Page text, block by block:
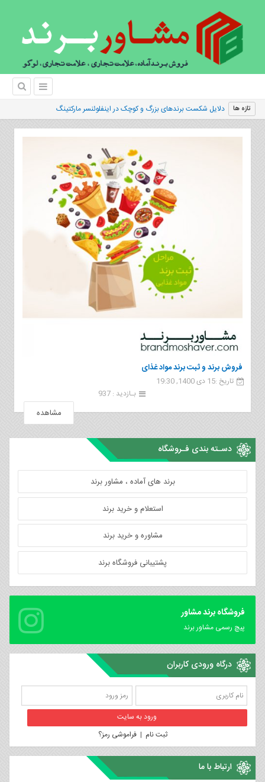
تازه ها دلایل شکست برندهای بزرگ و کوچک در اینفلوئنسر مارکتینگ
فروش برند و ثبت برند مواد غذای
تاریخ :15 دی 1400, 19:30
بـازدید : 937
مشاهده
دسـته بندی فـروشگاه
برند های آماده ، مشاور برند
استعلام و خرید برند
مشاوره و خرید برند
پشتیبانی فروشگاه برند
فروشگاه برند مشاور
پیچ رسمی مشاور برند
درگاه ورودی کاربران
ثبت نام |فراموشی رمز؟
ارتباط با ما